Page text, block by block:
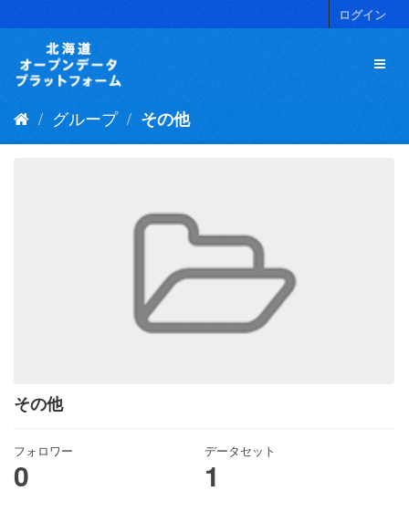
キ
ログイン
グループ その他
その他
フォロワー
0
データセット
1